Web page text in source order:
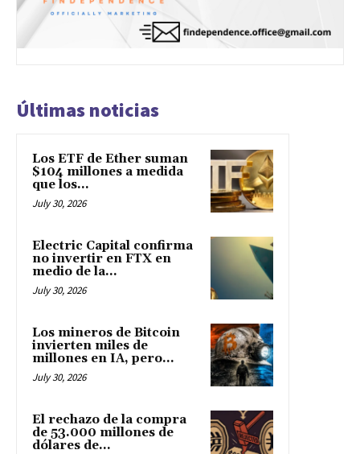
Últimas noticias
Los ETF de Ether suman
$104 millones a medida
que los...
July 30, 2026
Electric Capital confirma
no invertir en FTX en
medio de la...
July 30, 2026
Los mineros de Bitcoin
invierten miles de
millones en IA, pero...
July 30, 2026
El rechazo de la compra
de 53.000 millones de
dólares de...